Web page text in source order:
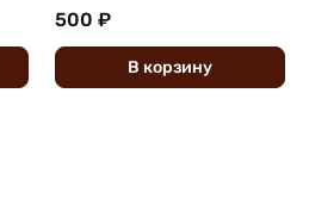
500 ₽
В корзину